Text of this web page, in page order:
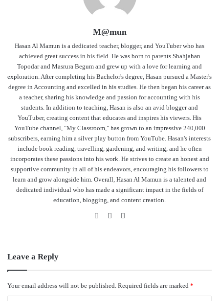
M@mun
Hasan Al Mamun is a dedicated teacher, blogger, and YouTuber who has
achieved great success in his field. He was born to parents Shahjahan
Topodar and Masrura Begum and grew up with a love for learning and
exploration. After completing his Bachelor's degree, Hasan pursued a Master's
degree in Accounting and excelled in his studies. He then began his career as
a teacher, sharing his knowledge and passion for accounting with his
students. In addition to teaching, Hasan is also an avid blogger and
YouTuber, creating content that educates and inspires his viewers. His
YouTube channel, "My Classroom," has grown to an impressive 240,000
subscribers, earning him a silver play button from YouTube. Hasan's interests
include book reading, travelling, gardening, and writing, and he often
incorporates these passions into his work. He strives to create an honest and
supportive community in all of his endeavors, encouraging his followers to
learn and grow alongside him. Overall, Hasan Al Mamun is a talented and
dedicated individual who has made a significant impact in the fields of
education, blogging, and content creation.
WebsiteFacebook
Leave a Reply
Your email address will not be published. Required fields are marked *